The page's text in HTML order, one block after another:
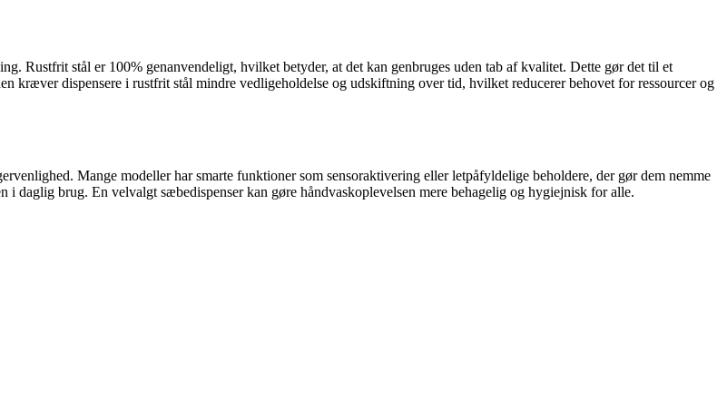
Rustfrit stål er 100% genanvendeligt, hvilket betyder, at det kan genbruges uden tab af kvalitet. Dette gør det til et
kræver dispensere i rustfrit stål mindre vedligeholdelse og udskiftning over tid, hvilket reducerer behovet for ressourcer og
Mange modeller har smarte funktioner som sensoraktivering eller letpåfyldelige beholdere, der gør dem nemme
daglig brug. En velvalgt sæbedispenser kan gøre håndvaskoplevelsen mere behagelig og hygiejnisk for alle.